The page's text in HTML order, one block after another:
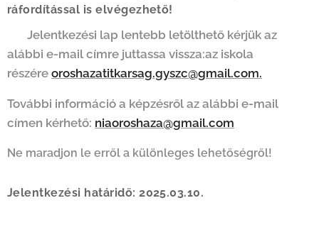
ráfordítással is elvégezhető!
Jelentkezési lap lentebb letölthető kérjük az
alábbi e-mail címre juttassa vissza:az iskola
részére oroshazatitkarsag.gyszc@gmail.com.
További információ a képzésről az alábbi e-mail
címen kérhető: niaoroshaza@gmail.com
Ne maradjon le erről a különleges lehetőségről!
Jelentkezési határidő: 2025.03.10.